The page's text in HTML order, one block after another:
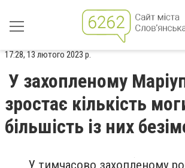
17:28, 13 лютого 2023 р.
У захопленому
зростає кількість
більшість із них
У тимчасово захопленому